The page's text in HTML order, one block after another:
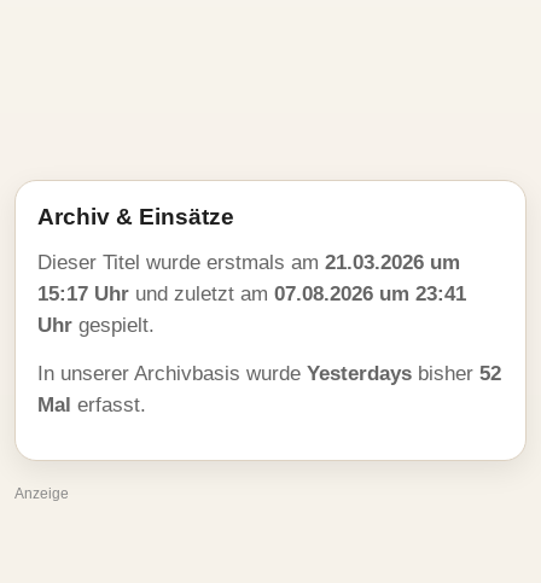
Archiv & Einsätze
Dieser Titel wurde erstmals am 21.03.2026 um
15:17 Uhr und zuletzt am 07.08.2026 um 23:41
Uhr gespielt.
In unserer Archivbasis wurde Yesterdays bisher 52
Mal erfasst.
Anzeige